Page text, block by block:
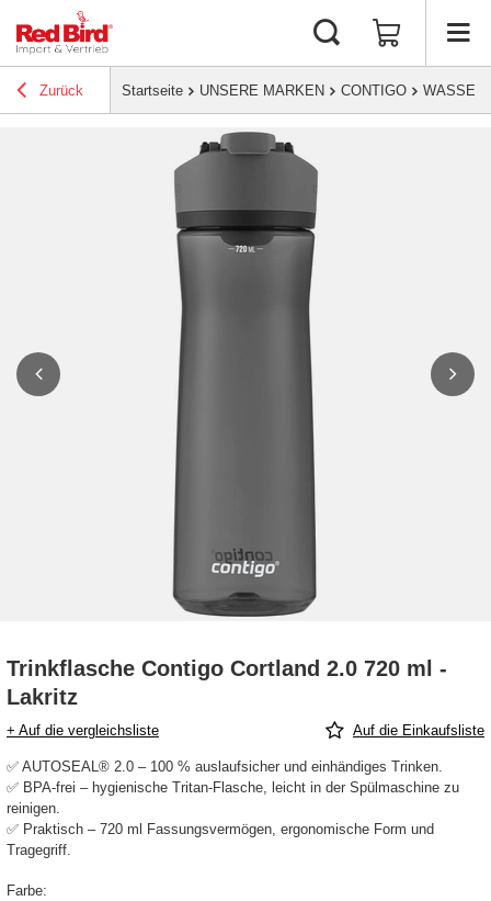
Zurück Startseite UNSERE MARKEN CONTIGO
Trinkflasche Contigo Cortland 2.0 720 ml -
Lakritz
+ Auf die vergleichsliste Auf die Einkaufsliste
✅ AUTOSEAL®️ 2.0 – 100 % auslaufsicher und einhändiges Trinken.
✅ BPA-frei – hygienische Tritan-Flasche, leicht in der Spülmaschine zu
reinigen.
✅ Praktisch – 720 ml Fassungsvermögen, ergonomische Form und
Tragegriff.
Farbe